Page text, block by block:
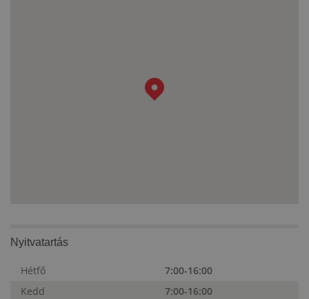
Nyitvatartás
Hétfő
7:00-16:00
Kedd
7:00-16:00